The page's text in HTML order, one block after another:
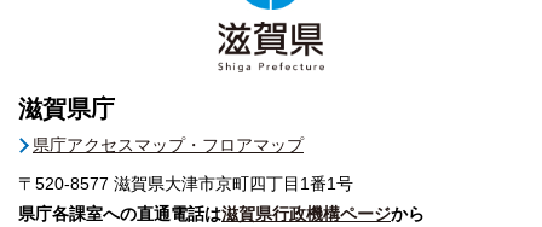
滋賀県庁
県庁アクセスマップ・フロアマップ
〒520-8577 滋賀県大津市京町四丁目1番1号
県庁各課室への直通電話は滋賀県行政機構ページから